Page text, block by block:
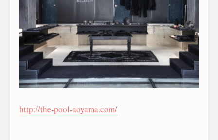
http://the-pool-aoyama.com/